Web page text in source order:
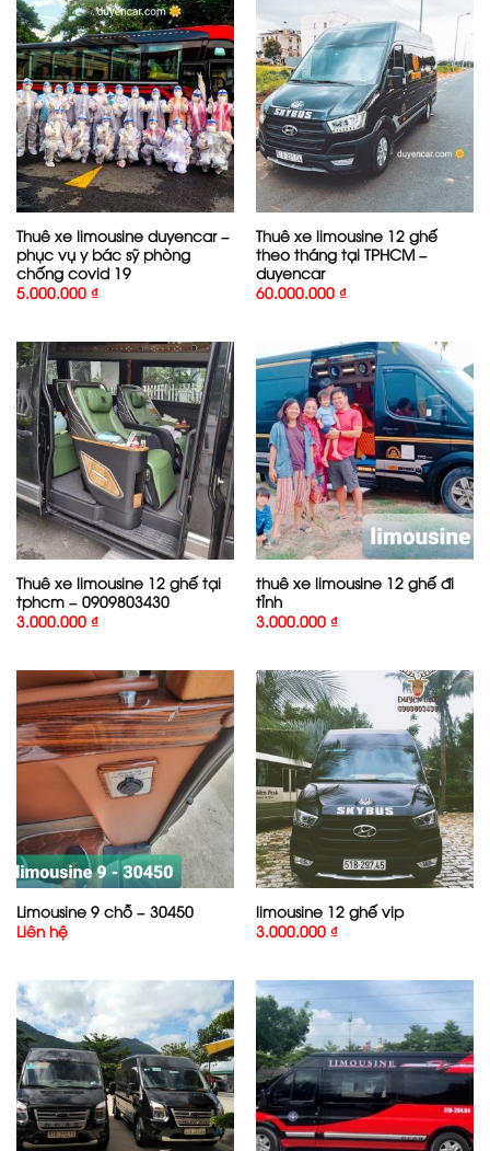
Thuê xe limousine duyencar –
phục vụ y bác sỹ phòng
chống covid 19
5.000.000 ₫
Thuê xe limousine 12 ghế
theo tháng tại TPHCM –
duyencar
60.000.000 ₫
Thuê xe limousine 12 ghế tại
tphcm – 0909803430
3.000.000 ₫
thuê xe limousine 12 ghế đi
tỉnh
3.000.000 ₫
Limousine 9 chỗ – 30450
Liên hệ
limousine 12 ghế vip
3.000.000 ₫